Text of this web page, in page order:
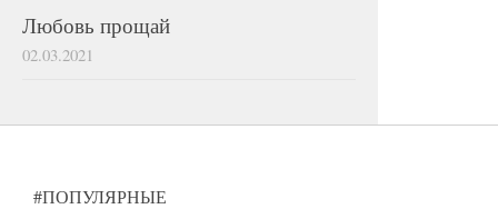
Любовь прощай
02.03.2021
#ПОПУЛЯРНЫЕ